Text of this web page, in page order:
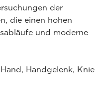
der
die einen hohen
und moderne
Handgelenk, Knie